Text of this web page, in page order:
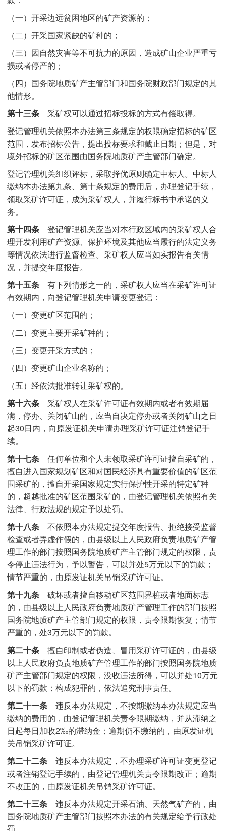
（一）开采边远贫困地区的矿产资源的；
（二）开采国家紧缺的矿种的；
（三）因自然灾害等不可抗力的原因，造成矿山企业严重亏
损或者停产的；
（四）国务院地质矿产主管部门和国务院财政部门规定的其
他情形。
第十三条采矿权可以通过招标投标的方式有偿取得。
登记管理机关依照本办法第三条规定的权限确定招标的矿区
范围，发布招标公告，提出投标要求和截止日期；但是，对
境外招标的矿区范围由国务院地质矿产主管部门确定。
登记管理机关组织评标，采取择优原则确定中标人。中标人
缴纳本办法第九条、第十条规定的费用后，办理登记手续，
领取采矿许可证，成为采矿权人，并履行标书中承诺的义
务。
第十四条登记管理机关应当对本行政区域内的采矿权人合
理开发利用矿产资源、保护环境及其他应当履行的法定义务
等情况依法进行监督检查。采矿权人应当如实报告有关情
况，并提交年度报告。
第十五条有下列情形之一的，采矿权人应当在采矿许可证
有效期内，向登记管理机关申请变更登记：
（一）变更矿区范围的；
（二）变更主要开采矿种的；
（三）变更开采方式的；
（四）变更矿山企业名称的；
（五）经依法批准转让采矿权的。
第十六条采矿权人在采矿许可证有效期内或者有效期届
满，停办、关闭矿山的，应当自决定停办或者关闭矿山之日
起30日内，向原发证机关申请办理采矿许可证注销登记手
续。
第十七条任何单位和个人未领取采矿许可证擅自采矿的，
擅自进入国家规划矿区和对国民经济具有重要价值的矿区范
围采矿的，擅自开采国家规定实行保护性开采的特定矿种
的，超越批准的矿区范围采矿的，由登记管理机关依照有关
法律、行政法规的规定予以处罚。
第十八条不依照本办法规定提交年度报告、拒绝接受监督
检查或者弄虚作假的，由县级以上人民政府负责地质矿产管
理工作的部门按照国务院地质矿产主管部门规定的权限，责
令停止违法行为，予以警告，可以并处5万元以下的罚款；
情节严重的，由原发证机关吊销采矿许可证。
第十九条破坏或者擅自移动矿区范围界桩或者地面标志
的，由县级以上人民政府负责地质矿产管理工作的部门按照
国务院地质矿产主管部门规定的权限，责令限期恢复；情节
严重的，处3万元以下的罚款。
第二十条擅自印制或者伪造、冒用采矿许可证的，由县级
以上人民政府负责地质矿产管理工作的部门按照国务院地质
矿产主管部门规定的权限，没收违法所得，可以并处10万元
以下的罚款；构成犯罪的，依法追究刑事责任。
第二十一条违反本办法规定，不按期缴纳本办法规定应当
缴纳的费用的，由登记管理机关责令限期缴纳，并从滞纳之
日起每日加收2‰的滞纳金；逾期仍不缴纳的，由原发证机
关吊销采矿许可证。
第二十二条违反本办法规定，不办理采矿许可证变更登记
或者注销登记手续的，由登记管理机关责令限期改正；逾期
不改正的，由原发证机关吊销采矿许可证。
第二十三条违反本办法规定开采石油、天然气矿产的，由
国务院地质矿产主管部门按照本办法的有关规定给予行政处